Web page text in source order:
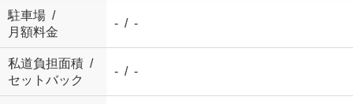
駐車場 /
月額料金
- / -
私道負担面積 /
セットバック
- / -